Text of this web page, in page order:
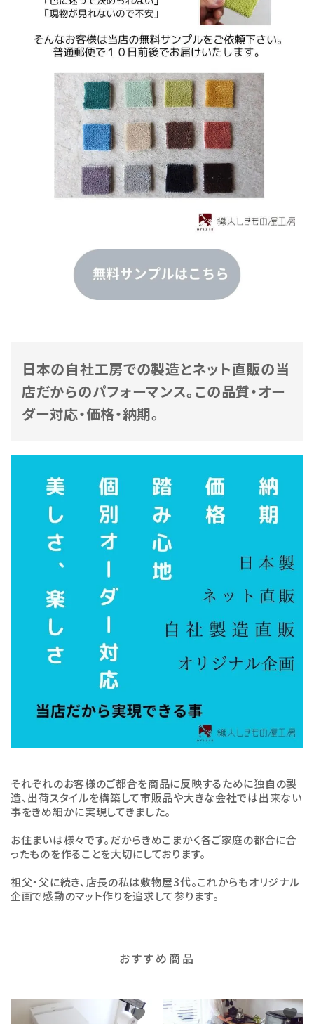
日本の自社工房での製造とネット直販の当
店だからのパフォーマンス。この品質・オー
ダー対応・価格・納期。
それぞれのお客様のご都合を商品に反映するために独自の製
造、出荷スタイルを構築して市販品や大きな会社では出来ない
事をきめ細かに実現してきました。
お住まいは様々です。だからきめこまかく各ご家庭の都合に合
ったものを作ることを大切にしております。
祖父・父に続き、店長の私は敷物屋3代。これからもオリジナル
企画で感動のマット作りを追求して参ります。
おすすめ商品
favorite favorite